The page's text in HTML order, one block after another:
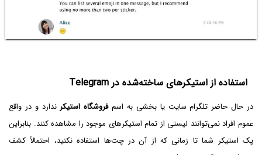
استفاده از استیکرهای ساخته‌شده در Telegram
در حال حاضر تلگرام سایت یا بخشی به اسمفروشگاه استیکرندارد و در واقع
عموم افراد نمی‌توانند لیستی از تمام استیکرهای موجود را مشاهده کنند. بنابراین
پک استیکر شما تا زمانی که از آن در چت‌ها استفاده نکنید، احتمالاً کشف